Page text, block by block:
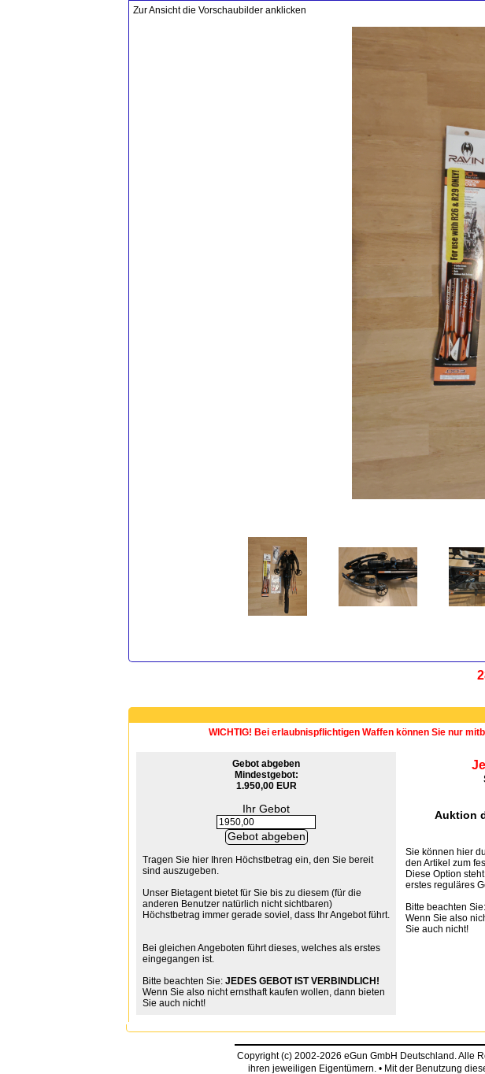
Zur Ansicht die Vorschaubilder anklicken
WICHTIG! Bei erlaubnispflichtigen Waffen können Sie nur
Gebot abgeben
Mindestgebot:
1.950,00 EUR
Ihr Gebot
Tragen Sie hier Ihren Höchstbetrag ein, den Sie bereit
sind auszugeben.
Unser Bietagent bietet für Sie bis zu diesem (für die
anderen Benutzer natürlich nicht sichtbaren)
Höchstbetrag immer gerade soviel, dass Ihr Angebot führt.
Bei gleichen Angeboten führt dieses, welches als erstes
eingegangen ist.
Bitte beachten Sie: JEDES GEBOT IST VERBINDLICH!
Wenn Sie also nicht ernsthaft kaufen wollen, dann bieten
Sie auch nicht!
Auktion
Sie können hier
den Artikel zum
Diese Option
erstes reguläres
Bitte beachten Sie:
Wenn Sie also
Sie auch nicht!
Copyright (c) 2002-2026 eGun GmbH Deutschland. Alle
ihren jeweiligen Eigentümern. • Mit der Benutzung